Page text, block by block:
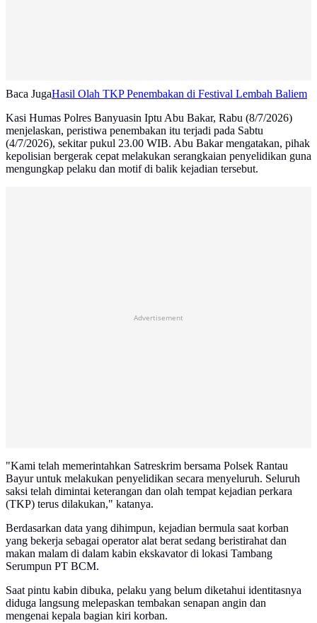
Baca JugaHasil Olah TKP Penembakan di Festival Lembah Baliem
Kasi Humas Polres Banyuasin Iptu Abu Bakar, Rabu (8/7/2026)
menjelaskan, peristiwa penembakan itu terjadi pada Sabtu
(4/7/2026), sekitar pukul 23.00 WIB. Abu Bakar mengatakan, pihak
kepolisian bergerak cepat melakukan serangkaian penyelidikan guna
mengungkap pelaku dan motif di balik kejadian tersebut.
Advertisement
"Kami telah memerintahkan Satreskrim bersama Polsek Rantau
Bayur untuk melakukan penyelidikan secara menyeluruh. Seluruh
saksi telah dimintai keterangan dan olah tempat kejadian perkara
(TKP) terus dilakukan," katanya.
Berdasarkan data yang dihimpun, kejadian bermula saat korban
yang bekerja sebagai operator alat berat sedang beristirahat dan
makan malam di dalam kabin ekskavator di lokasi Tambang
Serumpun PT BCM.
Saat pintu kabin dibuka, pelaku yang belum diketahui identitasnya
diduga langsung melepaskan tembakan senapan angin dan
mengenai kepala bagian kiri korban.